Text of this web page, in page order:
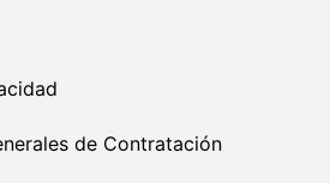
de Contratación